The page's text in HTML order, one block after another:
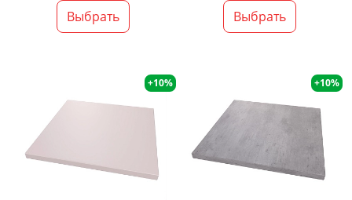
Выбрать Выбрать
+10% +10%